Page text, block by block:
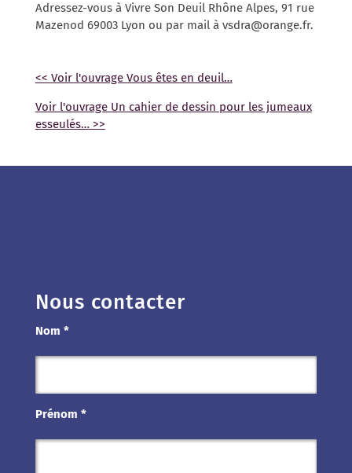
Adressez-vous à Vivre Son Deuil Rhône Alpes, 91 rue
Mazenod 69003 Lyon ou par mail à vsdra@orange.fr.
<< Voir l'ouvrage Vous êtes en deuil…
Voir l'ouvrage Un cahier de dessin pour les jumeaux
esseulés… >>
Nous contacter
Nom *
Prénom *